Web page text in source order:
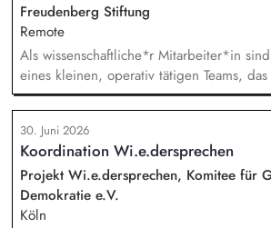
Freudenberg Stiftung
Remote
Als wissenschaftliche*r Mitarbeiter*in
eines kleinen, operativ tätigen Teams,
klaren Programmatik langfristig soziale
implementiert. Sie unterstützen die
Umsetzung der Stiftungsprogrammatik
die Internationalisierungsstrategie der
übersetzen wissenschaftliche Erkenntnisse
alltagsangebundene Handlungsansätze
Stiftungsprogrammatik.
30. Juni 2026
Koordination Wi.e.dersprechen
Projekt Wi.e.dersprechen, Komitee für
Demokratie e.V.
Köln